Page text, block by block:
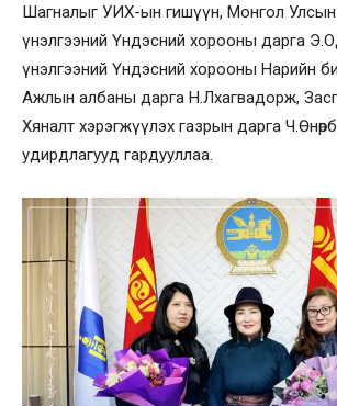
Шагналыг УИХ-ын гишүүн, Монгол Улсын
үнэлгээний Үндэсний хорооны дарга
үнэлгээний Үндэсний хорооны Нарийн
Ажлын албаны дарга Н.Лхагвадорж,
Хяналт хэрэгжүүлэх газрын дарга
удирдлагууд гардууллаа.